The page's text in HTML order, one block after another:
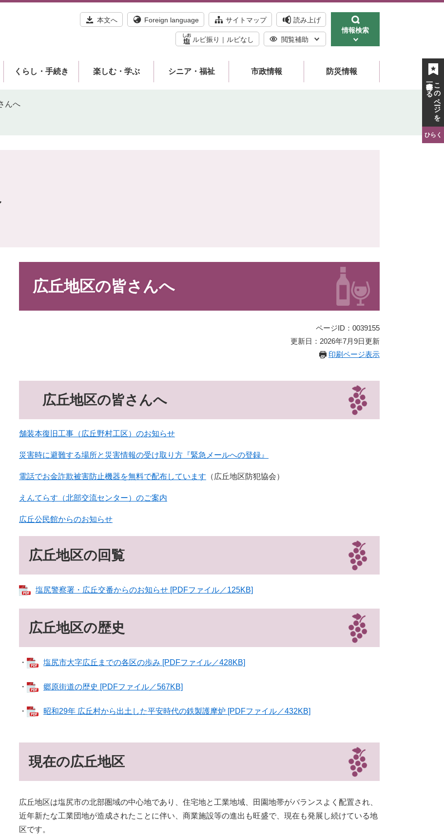
本文へ Foreign language サイトマップ 読み上げ
ルビ振り ルビなし 閲覧補助
情報検索
くらし・手続き 楽しむ・学ぶ シニア・福祉 市政情報 防災情報
んへ
広丘地区の皆さんへ
ページID：0039155
更新日：2026年7月9日更新
印刷ページ表示
広丘地区の皆さんへ
舗装本復旧工事（広丘野村工区）のお知らせ
災害時に避難する場所と災害情報の受け取り方『緊急メールへの登録』
電話でお金詐欺被害防止機器を無料で配布しています​ （広丘地区防犯協会）
えんてらす（北部交流センター）のご案内
広丘公民館からのお知らせ
広丘地区の回覧
塩尻警察署・広丘交番からのお知らせ [PDFファイル／125KB]
広丘地区の歴史
・ 塩尻市大字広丘までの各区の歩み [PDFファイル／428KB]
・ 郷原街道の歴史 [PDFファイル／567KB]
・ 昭和29年 広丘村から出土した平安時代の鉄製護摩炉 [PDFファイル／432KB]
現在の広丘地区
広丘地区は塩尻市の北部圏域の中心地であり、住宅地と工業地域、田園地帯がバランスよく配置され、
近年新たな工業団地が造成されたことに伴い、商業施設等の進出も旺盛で、現在も発展し続けている地
区です。
このページを
一時保存する
ひらく